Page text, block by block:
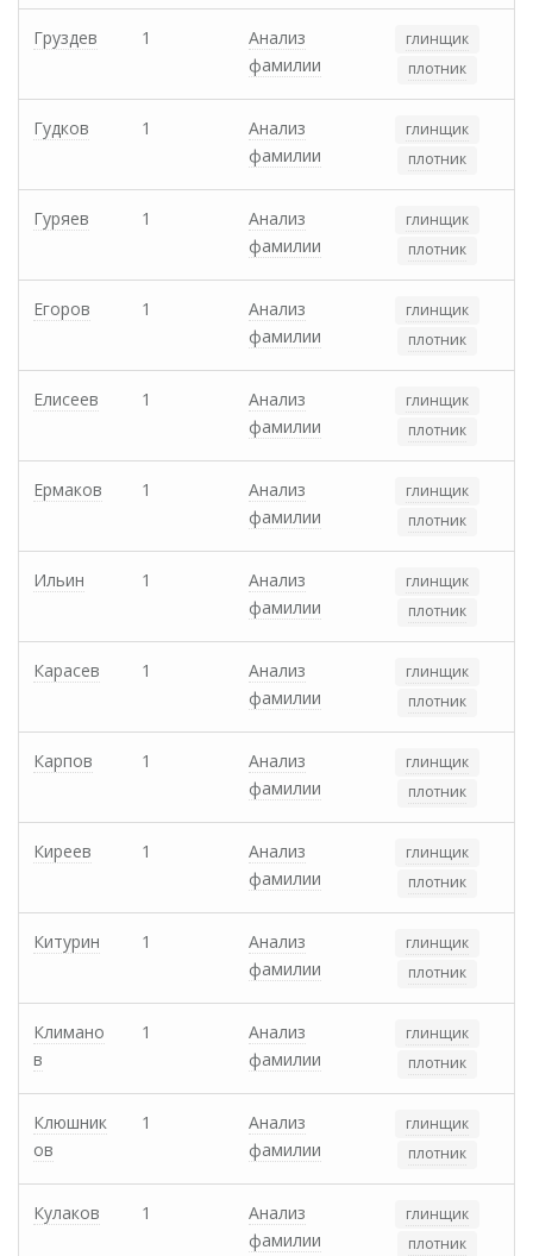
Груздев 1
Анализ
фамилии
глинщик
плотник
Гудков 1
Анализ
фамилии
глинщик
плотник
Гуряев 1
Анализ
фамилии
глинщик
плотник
Егоров 1
Анализ
фамилии
глинщик
плотник
Елисеев 1
Анализ
фамилии
глинщик
плотник
Ермаков 1
Анализ
фамилии
глинщик
плотник
Ильин 1
Анализ
фамилии
глинщик
плотник
Карасев 1
Анализ
фамилии
глинщик
плотник
Карпов 1
Анализ
фамилии
глинщик
плотник
Киреев 1
Анализ
фамилии
глинщик
плотник
Китурин 1
Анализ
фамилии
глинщик
плотник
Климано
в
1
Анализ
фамилии
глинщик
плотник
Клюшник
ов
1
Анализ
фамилии
глинщик
плотник
Кулаков 1
Анализ
фамилии
глинщик
плотник